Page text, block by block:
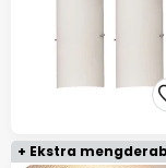
+ Ekstra